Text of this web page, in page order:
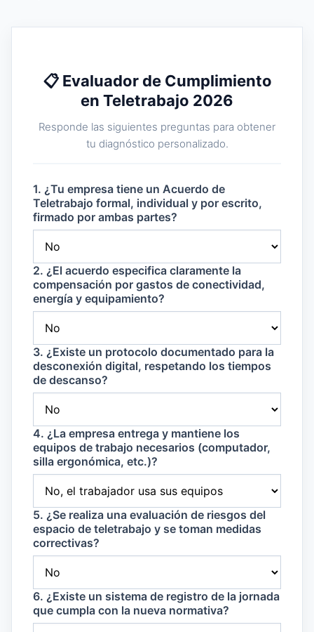
📋 Evaluador de Cumplimiento
en Teletrabajo 2026
Responde las siguientes preguntas para obtener
tu diagnóstico personalizado.
1. ¿Tu empresa tiene un Acuerdo de
Teletrabajo formal, individual y por escrito,
firmado por ambas partes?
2. ¿El acuerdo especifica claramente la
compensación por gastos de conectividad,
energía y equipamiento?
3. ¿Existe un protocolo documentado para la
desconexión digital, respetando los tiempos
de descanso?
4. ¿La empresa entrega y mantiene los
equipos de trabajo necesarios (computador,
silla ergonómica, etc.)?
5. ¿Se realiza una evaluación de riesgos del
espacio de teletrabajo y se toman medidas
correctivas?
6. ¿Existe un sistema de registro de la jornada
que cumpla con la nueva normativa?